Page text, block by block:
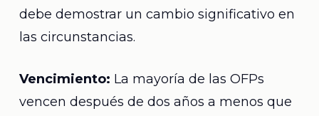
debe demostrar un cambio significativo en
las circunstancias.
Vencimiento: La mayoría de las OFPs
vencen después de dos años a menos que